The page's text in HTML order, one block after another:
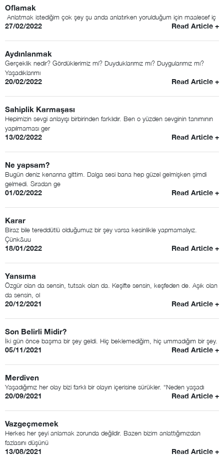
Oflamak
Anlatmak istediğim çok şey şu anda anlatırken yorulduğum için maalesef iç
27/02/2022 Read Article +
Aydınlanmak
Gerçeklik nedir? Gördüklerimiz mi? Duyduklarımız mı? Duygularımız mı?
Yaşadıklarımı
20/02/2022 Read Article +
Sahiplik Karmaşası
Hepimizin sevgi anlayışı birbirinden farklıdır. Ben o yüzden sevginin tanımının
yapılmaması ger
13/02/2022 Read Article +
Ne yapsam?
Bugün deniz kenarına gittim. Dalga sesi bana hep güzel gelmişken şimdi
gelmedi. Sıradan ge
01/02/2022 Read Article +
Karar
Biraz bile tereddütlü olduğumuz bir şey varsa kesinlikle yapmamalıyız.
Çünk&uu
18/01/2022 Read Article +
Yansıma
Özgür olan da sensin, tutsak olan da. Keşifte sensin, keşfeden de. Aşık olan
da sensin, ol
20/12/2021 Read Article +
Son Belirli Midir?
İki gün önce başıma bir şey geldi. Hiç beklemediğim, hiç ummadığım bir şey.
05/11/2021 Read Article +
Merdiven
Yaşadığımız her olay bizi farklı bir olayın içerisine sürükler. “Neden yaşadı
20/09/2021 Read Article +
Vazgeçmemek
Herkes her şeyi anlamak zorunda değildir. Bazen bizim anlattığımızdan
fazlasını düşünü
13/08/2021 Read Article +